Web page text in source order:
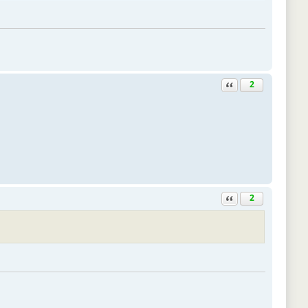
Ответить с цитатой
2
Ответить с цитатой
2